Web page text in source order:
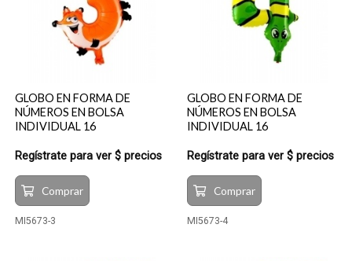
GLOBO EN FORMA DE
NÚMEROS EN BOLSA
INDIVIDUAL 16
Regístrate para ver $ precios
Comprar
MI5673-3
GLOBO EN FORMA DE
NÚMEROS EN BOLSA
INDIVIDUAL 16
Regístrate para ver $ precios
Comprar
MI5673-4